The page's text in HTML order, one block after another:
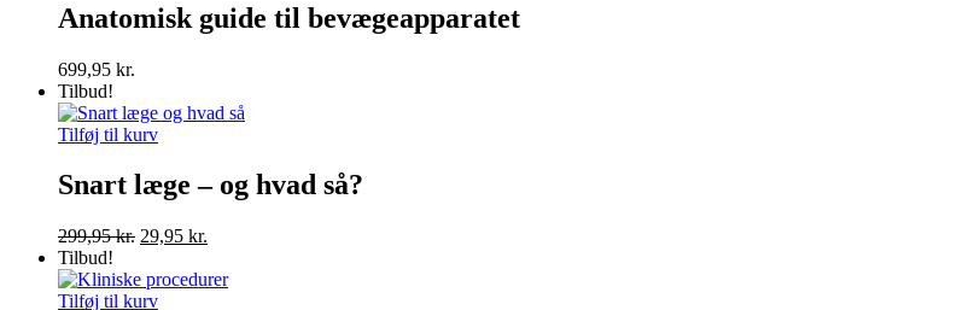
Anatomisk guide til bevægeapparatet
699,95 kr.
Tilbud!
Tilføj til kurv
Snart læge – og hvad så?
299,95kr. Den
pris
var:
29,95 kr.
pris
Tilbud!
Tilføj til kurv